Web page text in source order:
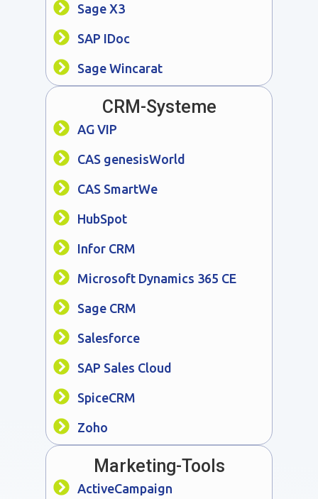
Sage X3
SAP IDoc
Sage Wincarat
CRM-Systeme
AG VIP
CAS genesisWorld
CAS SmartWe
HubSpot
Infor CRM
Microsoft Dynamics 365 CE
Sage CRM
Salesforce
SAP Sales Cloud
SpiceCRM
Zoho
Marketing-Tools
ActiveCampaign